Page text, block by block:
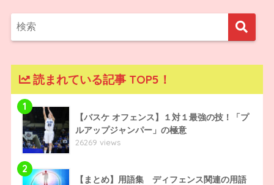
読まれている記事 TOP5！
1
【バスケ オフェンス】１対１最強の技！「プ
ルアップジャンパー」の極意
26269 views
2
【まとめ】用語集 ディフェンス関連の用語